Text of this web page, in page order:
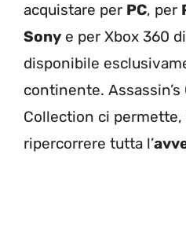
acquistare per PC, per
Sony e per Xbox 360 di
disponibile
continente.
Collection ci permette,
ripercorrere tutta l’